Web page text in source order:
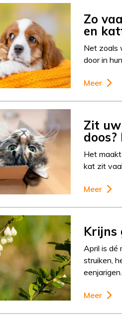
Zo
en
Net zoals
door in
Meer
Zit
Het
kat zit
Meer
Krijns
April is dé
struiken,
Meer